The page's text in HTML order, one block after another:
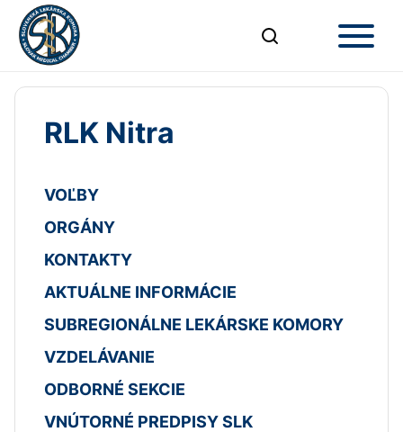
RLK Nitra
VOĽBY
ORGÁNY
KONTAKTY
AKTUÁLNE INFORMÁCIE
SUBREGIONÁLNE LEKÁRSKE KOMORY
VZDELÁVANIE
ODBORNÉ SEKCIE
VNÚTORNÉ PREDPISY SLK